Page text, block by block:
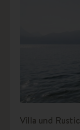
Villa und